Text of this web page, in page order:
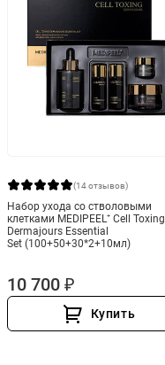
(14 отзывов)
Набор ухода со стволовыми
клетками MEDIPEEL⁺ Cell Toxing
Dermajours Essential
Set (100+50+30*2+10мл)
10 700 ₽
Купить